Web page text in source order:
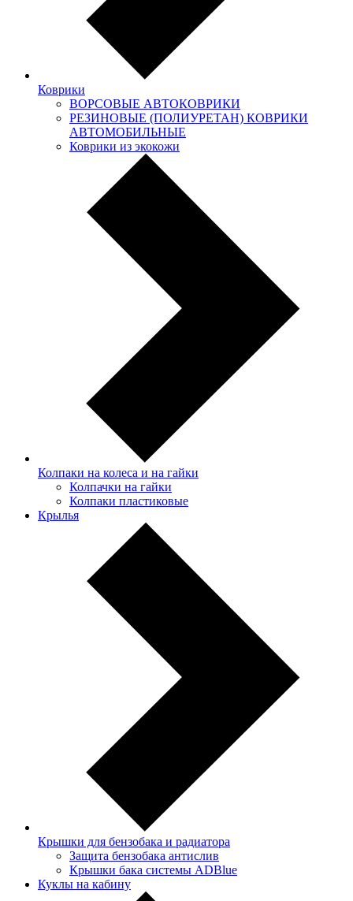
Коврики
ВОРСОВЫЕ АВТОКОВРИКИ
РЕЗИНОВЫЕ (ПОЛИУРЕТАН) КОВРИКИ
АВТОМОБИЛЬНЫЕ
Коврики из экокожи
Колпаки на колеса и на гайки
Колпачки на гайки
Колпаки пластиковые
Крылья
Крышки для бензобака и радиатора
Защита бензобака антислив
Крышки бака системы ADBlue
Куклы на кабину